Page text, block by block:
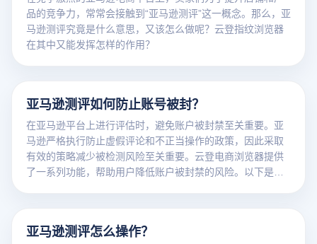
品的竞争力，常常会接触到“亚马逊测评”这一概念。那么，亚
马逊测评究竟是什么意思，又该怎么做呢？云登指纹浏览器
在其中又能发挥怎样的作用？
亚马逊测评如何防止账号被封？
在亚马逊平台上进行评估时，避免账户被封禁至关重要。亚
马逊严格执行防止虚假评论和不正当操作的政策，因此采取
有效的策略减少被检测风险至关重要。云登电商浏览器提供
了一系列功能，帮助用户降低账户被封禁的风险。以下是一
亚马逊测评怎么操作？